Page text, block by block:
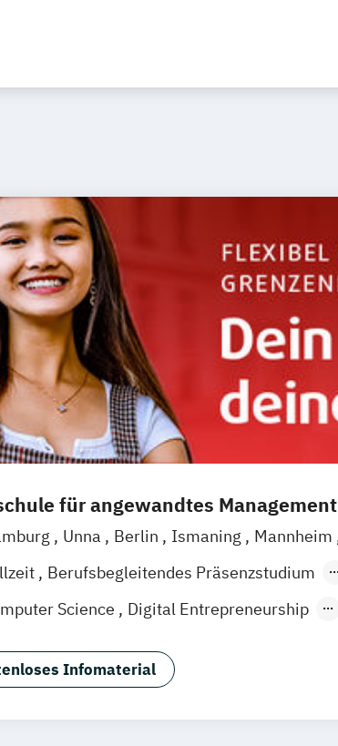
für angewandtes Management
Unna Berlin Ismaning Mannheim
Hannover Leipzig Düsseldorf
Stuttgart
Berufsbegleitendes Präsenzstudium
Studium
Science
Digital Entrepreneurship
- Cyber Security
Infomaterial